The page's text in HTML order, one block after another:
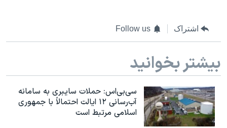
اشتراک Follow us
بیشتر بخوانید
سی‌بی‌اس: حملات سایبری به سامانه
آب‌رسانی ۱۲ ایالت احتمالاً با جمهوری
اسلامی مرتبط است